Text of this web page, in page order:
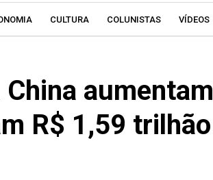
CULTURA COLUNISTAS VÍDEOS
aumentam
R$ 1,59 trilhão